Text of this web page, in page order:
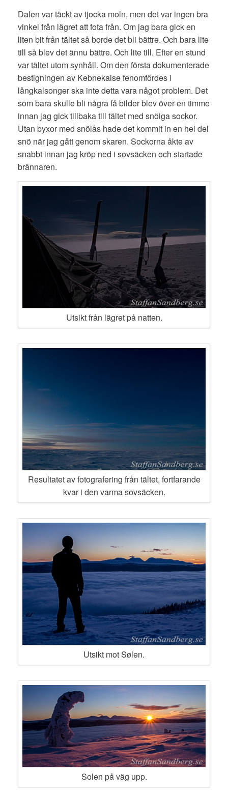
Dalen var täckt av tjocka moln, men det var ingen bra
vinkel från lägret att fota från. Om jag bara gick en
liten bit från tältet så borde det bli bättre. Och bara lite
till så blev det ännu bättre. Och lite till. Efter en stund
var tältet utom synhåll. Om den första dokumenterade
bestigningen av Kebnekaise fenomfördes i
långkalsonger ska inte detta vara något problem. Det
som bara skulle bli några få bilder blev över en timme
innan jag gick tillbaka till tältet med snöiga sockor.
Utan byxor med snölås hade det kommit in en hel del
snö när jag gått genom skaren. Sockorna åkte av
snabbt innan jag kröp ned i sovsäcken och startade
brännaren.
Utsikt från lägret på natten.
Resultatet av fotografering från tältet, fortfarande
kvar i den varma sovsäcken.
Utsikt mot Sølen.
Solen på väg upp.